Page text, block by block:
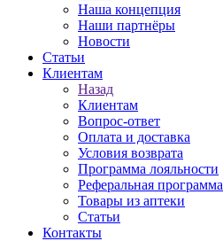
Наша концепция
Наши партнёры
Новости
Статьи
Клиентам
Назад
Клиентам
Вопрос-ответ
Оплата и доставка
Условия возврата
Программа лояльности
Реферальная программа
Товары из аптеки
Статьи
Контакты